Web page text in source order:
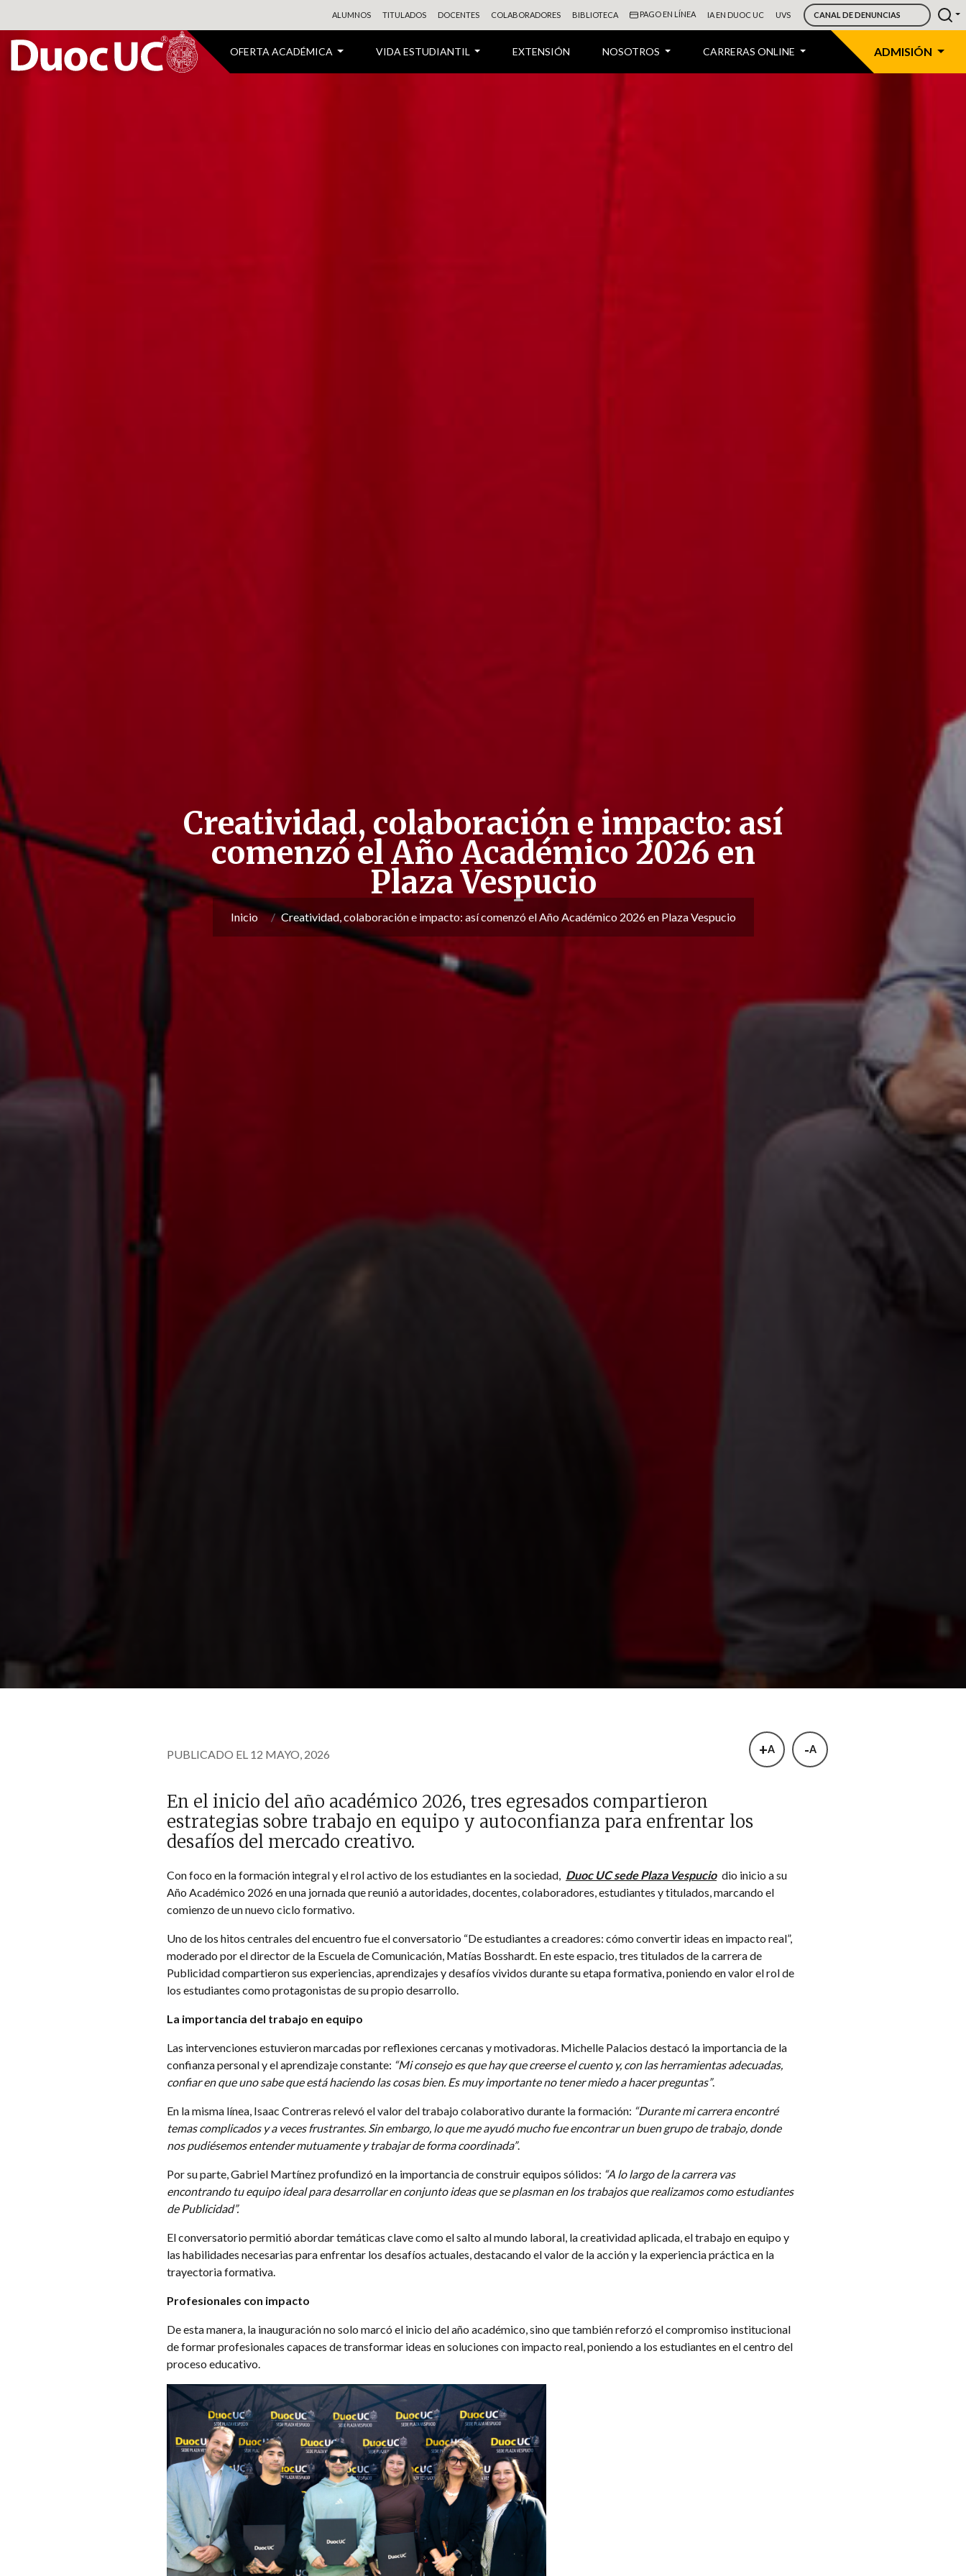
OFERTA ACADÉMICA VIDA ESTUDIANTIL EXTENSIÓN NOSOTROS CARRERAS ONLINE ADMISIÓN
ALUMNOS TITULADOS DOCENTES COLABORADORES BIBLIOTECA PAGO EN LÍNEA IA EN DUOC UC UVS CANAL DE DENUNCIAS
Creatividad, colaboración e impacto: así
comenzó el Año Académico 2026 en
Plaza Vespucio
Inicio Creatividad, colaboración e impacto: así comenzó el Año Académico 2026 en Plaza Vespucio
+A -A
PUBLICADO EL 12 MAYO, 2026
En el inicio del año académico 2026, tres egresados compartieron
estrategias sobre trabajo en equipo y autoconfianza para enfrentar los
desafíos del mercado creativo.
Con foco en la formación integral y el rol activo de los estudiantes en la sociedad, Duoc UC sede Plaza Vespucio dio inicio a su
Año Académico 2026 en una jornada que reunió a autoridades, docentes, colaboradores, estudiantes y titulados, marcando el
comienzo de un nuevo ciclo formativo.
Uno de los hitos centrales del encuentro fue el conversatorio “De estudiantes a creadores: cómo convertir ideas en impacto real”,
moderado por el director de la Escuela de Comunicación, Matías Bosshardt. En este espacio, tres titulados de la carrera de
Publicidad compartieron sus experiencias, aprendizajes y desafíos vividos durante su etapa formativa, poniendo en valor el rol de
los estudiantes como protagonistas de su propio desarrollo.
La importancia del trabajo en equipo
Las intervenciones estuvieron marcadas por reflexiones cercanas y motivadoras. Michelle Palacios destacó la importancia de la
confianza personal y el aprendizaje constante: “Mi consejo es que hay que creerse el cuento y, con las herramientas adecuadas,
confiar en que uno sabe que está haciendo las cosas bien. Es muy importante no tener miedo a hacer preguntas”.
En la misma línea, Isaac Contreras relevó el valor del trabajo colaborativo durante la formación: “Durante mi carrera encontré
temas complicados y a veces frustrantes. Sin embargo, lo que me ayudó mucho fue encontrar un buen grupo de trabajo, donde
nos pudiésemos entender mutuamente y trabajar de forma coordinada”.
Por su parte, Gabriel Martínez profundizó en la importancia de construir equipos sólidos: “A lo largo de la carrera vas
encontrando tu equipo ideal para desarrollar en conjunto ideas que se plasman en los trabajos que realizamos como estudiantes
de Publicidad”.
El conversatorio permitió abordar temáticas clave como el salto al mundo laboral, la creatividad aplicada, el trabajo en equipo y
las habilidades necesarias para enfrentar los desafíos actuales, destacando el valor de la acción y la experiencia práctica en la
trayectoria formativa.
Profesionales con impacto
De esta manera, la inauguración no solo marcó el inicio del año académico, sino que también reforzó el compromiso institucional
de formar profesionales capaces de transformar ideas en soluciones con impacto real, poniendo a los estudiantes en el centro del
proceso educativo.